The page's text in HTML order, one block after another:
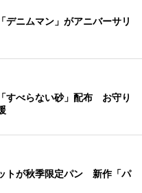
デニムマン」がアニバーサリ
すべらない砂」配布 お守り
トが秋季限定パン 新作「パ